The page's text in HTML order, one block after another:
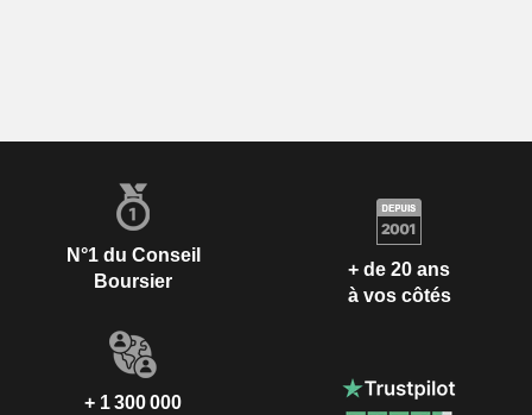
N°1 du Conseil
Boursier
+ de 20 ans
à vos côtés
+ 1 300 000